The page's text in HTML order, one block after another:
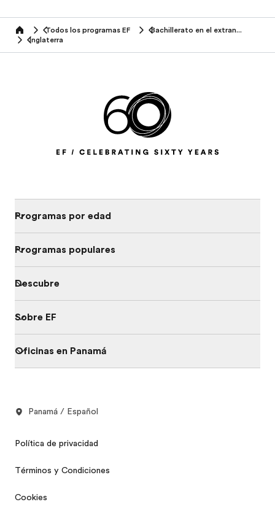
home Todos los programas EF
Bachillerato en el extranjero
Inglaterra
Programas por edad
Programas populares
Descubre
Sobre EF
Oficinas en Panamá
Panamá / Español
Política de privacidad
Términos y Condiciones
Cookies